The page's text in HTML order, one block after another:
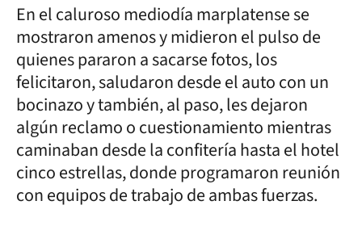
En el caluroso mediodía marplatense se
mostraron amenos y midieron el pulso de
quienes pararon a sacarse fotos, los
felicitaron, saludaron desde el auto con un
bocinazo y también, al paso, les dejaron
algún reclamo o cuestionamiento mientras
caminaban desde la confitería hasta el hotel
cinco estrellas, donde programaron reunión
con equipos de trabajo de ambas fuerzas.